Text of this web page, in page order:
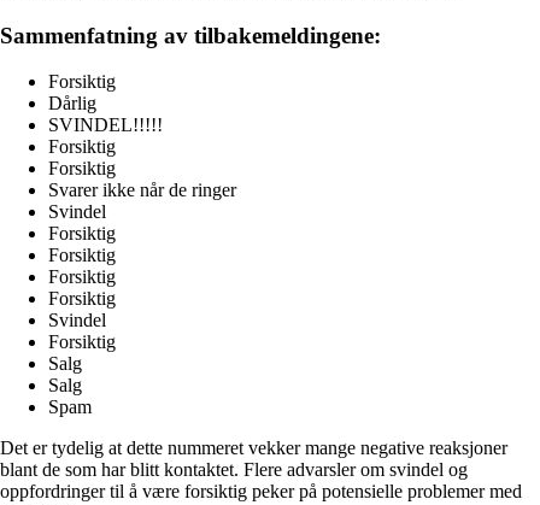
Sammenfatning av tilbakemeldingene:
Forsiktig
Dårlig
SVINDEL!!!!!
Forsiktig
Forsiktig
Svarer ikke når de ringer
Svindel
Forsiktig
Forsiktig
Forsiktig
Forsiktig
Svindel
Forsiktig
Salg
Salg
Spam
Det er tydelig at dette nummeret vekker mange negative reaksjoner
blant de som har blitt kontaktet. Flere advarsler om svindel og
oppfordringer til å være forsiktig peker på potensielle problemer med